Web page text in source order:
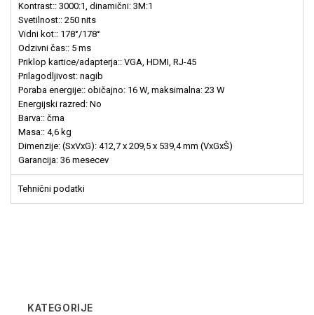
KATEGORIJE
Kontrast:: 3000:1, dinamični: 3M:1
Svetilnost:: 250 nits
Vidni kot:: 178°/178°
Odzivni čas:: 5 ms
Priklop kartice/adapterja:: VGA, HDMI, RJ-45
Prilagodljivost: nagib
Poraba energije:: običajno: 16 W, maksimalna: 23 W
Energijski razred: No
Barva:: črna
Masa:: 4,6 kg
Dimenzije: (SxVxG): 412,7 x 209,5 x 539,4 mm (VxGxŠ)
Garancija: 36 mesecev
Tehnični podatki